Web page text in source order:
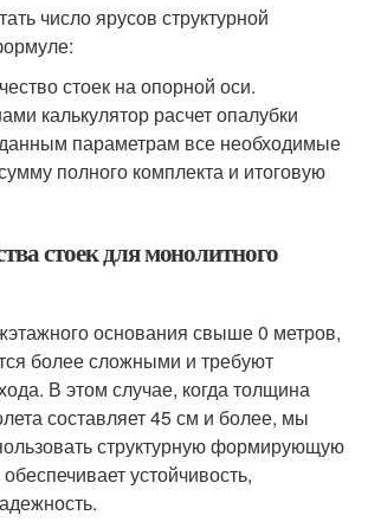
число ярусов структурной
стоек на опорной оси.
калькулятор расчет опалубки
параметрам все необходимые
полного комплекта и итоговую
стоек для монолитного
основания свыше 0 метров,
более сложными и требуют
В этом случае, когда толщина
составляет 45 см и более, мы
структурную формирующую
устойчивость,